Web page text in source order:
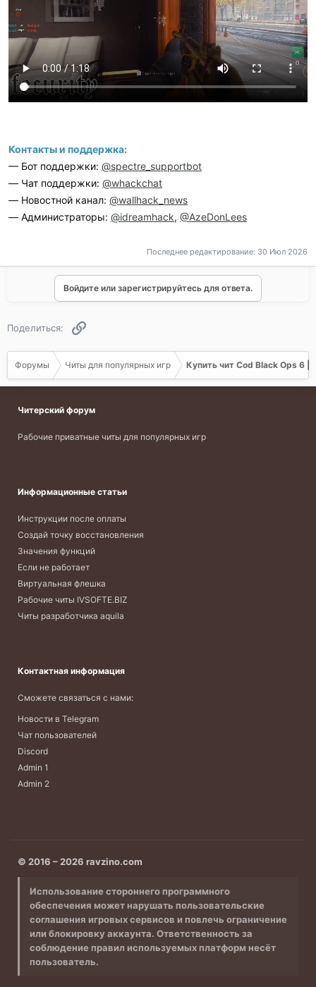
Контакты и поддержка:
— Бот поддержки: @spectre_supportbot
— Чат поддержки: @whackchat
— Новостной канал: @wallhack_news
— Администраторы: @idreamhack, @AzeDonLees
Последнее редактирование: 30 Июл 2026
Войдите или зарегистрируйтесь для ответа.
Поделиться:
Форумы Читы для популярных игр Купить чит Cod Black Ops 6 |
Читерский форум
Рабочие приватные читы для популярных игр
Информационные статьи
Инструкции после оплаты
Создай точку восстановления
Значения функций
Если не работает
Виртуальная флешка
Рабочие читы IVSOFTE.BIZ
Читы разработчика aquila
Контактная информация
Сможете связаться с нами:
Новости в Telegram
Чат пользователей
Discord
Admin 1
Admin 2
© 2016 – 2026 ravzino.com
Использование стороннего программного
обеспечения может нарушать пользовательские
соглашения игровых сервисов и повлечь ограничение
или блокировку аккаунта. Ответственность за
соблюдение правил используемых платформ несёт
пользователь.